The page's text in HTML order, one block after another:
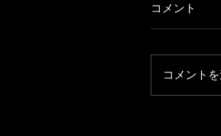
コメント
コメント